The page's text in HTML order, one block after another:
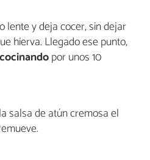
lente y deja cocer, sin dejar
hierva. Llegado ese punto,
por unos 10
salsa de atún cremosa el